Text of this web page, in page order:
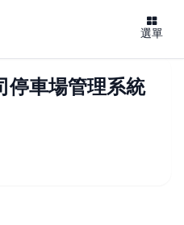
選單
停車場管理系統